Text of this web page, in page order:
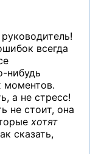
всегда
нибудь
моментов.
а не стресс!
не стоит, она
хотят
сказать,